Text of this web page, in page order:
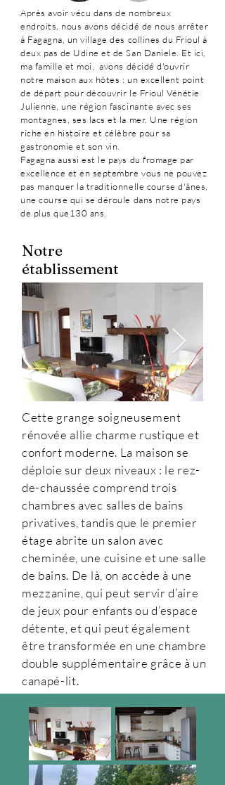
Après avoir vécu dans de nombreux
endroits, nous avons décidé de nous arrêter
à Fagagna, un village des collines du Frioul à
deux pas de Udine et de San Daniele. Et ici,
ma famille et moi, avons décidé d'ouvrir
notre maison aux hôtes : un excellent point
de départ pour découvrir le Frioul Vénétie
Julienne, une région fascinante avec ses
montagnes, ses lacs et la mer. Une région
riche en histoire et célèbre pour sa
gastronomie et son vin.
Fagagna aussiest le pays du fromage par
excellence et en septembre vous ne pouvez
pas manquer la traditionnelle course d'ânes,
une course qui se déroule dans notre pays
de plus que130 ans.
Notre
établissement
Cette grange soigneusement
rénovée allie charme rustique et
confort moderne. La maison se
déploie sur deux niveaux : le rez-
de-chaussée comprend trois
chambres avec salles de bains
privatives, tandis que le premier
étage abrite un salon avec
cheminée, une cuisine et une salle
de bains. De là, on accède à une
mezzanine, qui peut servir d’aire
de jeux pour enfants ou d’espace
détente, et qui peut également
être transformée en une chambre
double supplémentaire grâce à un
canapé-lit.